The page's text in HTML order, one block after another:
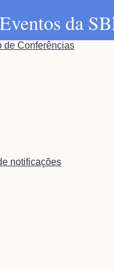
da
de Conferências
notificações